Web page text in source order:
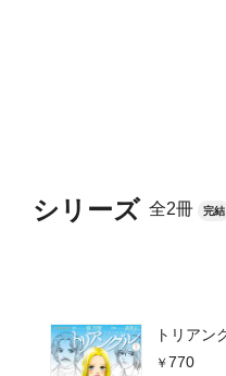
シリーズ 全2冊 完結
トリアン
770